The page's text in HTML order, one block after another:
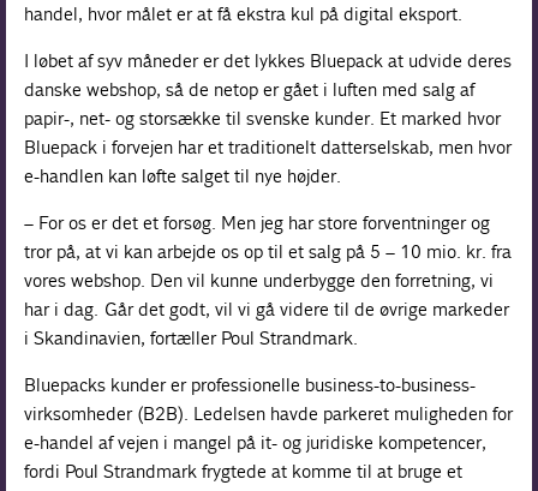
handel, hvor målet er at få ekstra kul på digital eksport.
I løbet af syv måneder er det lykkes Bluepack at udvide deres
danske webshop, så de netop er gået i luften med salg af
papir-, net- og storsække til svenske kunder. Et marked hvor
Bluepack i forvejen har et traditionelt datterselskab, men hvor
e-handlen kan løfte salget til nye højder.
– For os er det et forsøg. Men jeg har store forventninger og
tror på, at vi kan arbejde os op til et salg på 5 – 10 mio. kr. fra
vores webshop. Den vil kunne underbygge den forretning, vi
har i dag. Går det godt, vil vi gå videre til de øvrige markeder
i Skandinavien, fortæller Poul Strandmark.
Bluepacks kunder er professionelle business-to-business-
virksomheder (B2B). Ledelsen havde parkeret muligheden for
e-handel af vejen i mangel på it- og juridiske kompetencer,
fordi Poul Strandmark frygtede at komme til at bruge et